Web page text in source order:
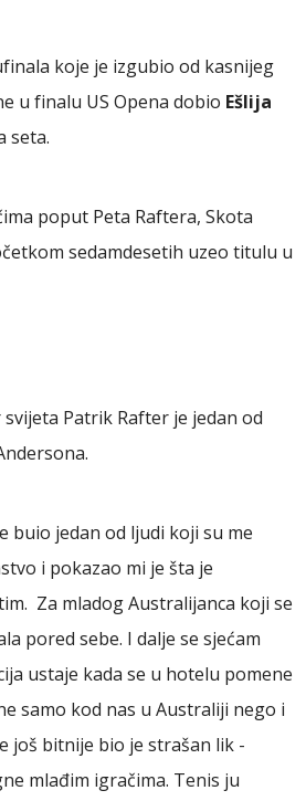
koje je izgubio od kasnijeg
u finalu US Opena dobio Ešlija
seta.
poput Peta Raftera, Skota
sedamdesetih uzeo titulu u
Patrik Rafter je jedan od
buio jedan od ljudi koji su me
i pokazao mi je šta je
Za mladog Australijanca koji se
pored sebe. I dalje se sjećam
ustaje kada se u hotelu pomene
samo kod nas u Australiji nego i
još bitnije bio je strašan lik -
mlađim igračima. Tenis ju